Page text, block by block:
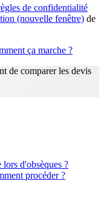
de confidentialité
(nouvelle fenêtre) de
ça marche ?
de comparer les devis
d'obsèques ?
procéder ?